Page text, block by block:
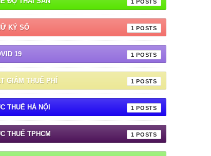
1
KÝ SỐ 1
19 1
GIẢM THUẾ PHÍ 1
THUẾ HÀ NỘI 1
THUẾ TPHCM 1